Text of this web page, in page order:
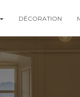
DÉCORATION